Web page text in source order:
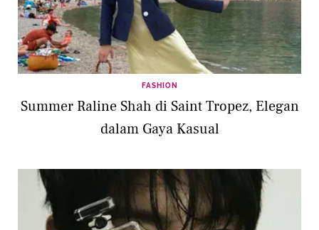
FASHION
Summer Raline Shah di Saint Tropez, Elegan
dalam Gaya Kasual